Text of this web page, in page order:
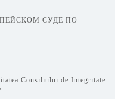
СУДЕ ПО
Consiliului de Integritate